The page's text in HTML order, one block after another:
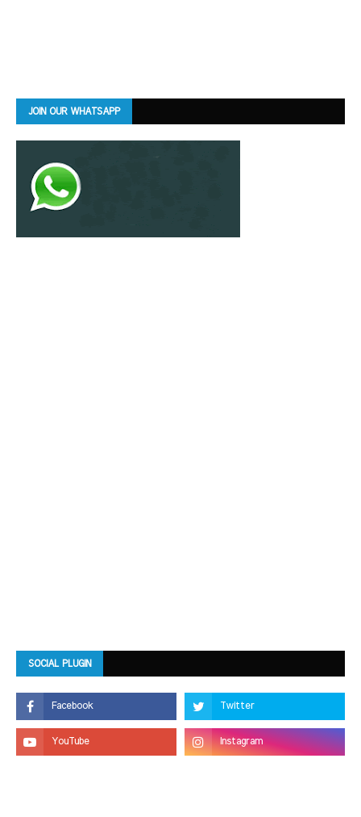
JOIN OUR WHATSAPP
SOCIAL PLUGIN